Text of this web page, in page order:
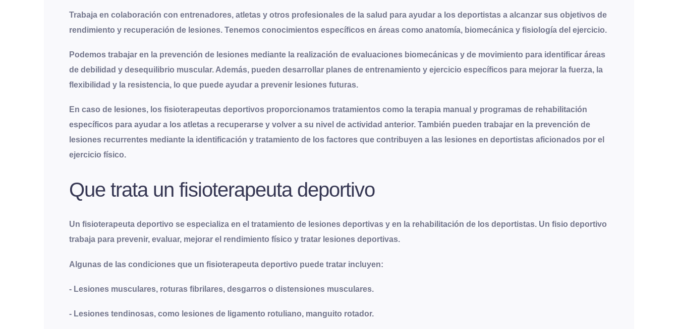
Trabaja en colaboración con entrenadores, atletas y otros profesionales de la salud para ayudar a los deportistas a alcanzar sus objetivos de
rendimiento y recuperación de lesiones. Tenemos conocimientos específicos en áreas como anatomía, biomecánica y fisiología del ejercicio.
Podemos trabajar en la prevención de lesiones mediante la realización de evaluaciones biomecánicas y de movimiento para identificar áreas
de debilidad y desequilibrio muscular. Además, pueden desarrollar planes de entrenamiento y ejercicio específicos para mejorar la fuerza, la
flexibilidad y la resistencia, lo que puede ayudar a prevenir lesiones futuras.
En caso de lesiones, los fisioterapeutas deportivos proporcionamos tratamientos como la terapia manual y programas de rehabilitación
específicos para ayudar a los atletas a recuperarse y volver a su nivel de actividad anterior. También pueden trabajar en la prevención de
lesiones recurrentes mediante la identificación y tratamiento de los factores que contribuyen a las lesiones en deportistas aficionados por el
ejercicio físico.
Que trata un fisioterapeuta deportivo
Un fisioterapeuta deportivo se especializa en el tratamiento de lesiones deportivas y en la rehabilitación de los deportistas. Un fisio deportivo
trabaja para prevenir, evaluar, mejorar el rendimiento físico y tratar lesiones deportivas.
Algunas de las condiciones que un fisioterapeuta deportivo puede tratar incluyen:
- Lesiones musculares, roturas fibrilares, desgarros o distensiones musculares.
- Lesiones tendinosas, como lesiones de ligamento rotuliano, manguito rotador.